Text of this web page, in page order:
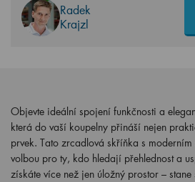
Radek
Krajzl
Objevte ideální spojení funkčnosti a
která do vaší koupelny přináší nejen
prvek. Tato zrcadlová skříňka s moderním
volbou pro ty, kdo hledají přehlednost a
získáte více než jen úložný prostor – stane